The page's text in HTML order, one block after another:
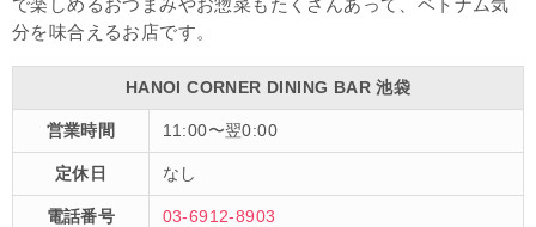
で楽しめるおつまみやお惣菜もたくさんあって、ベトナム気
分を味合えるお店です。
HANOI CORNER DINING BAR 池袋
営業時間 11:00〜翌0:00
定休日 なし
電話番号 03-6912-8903